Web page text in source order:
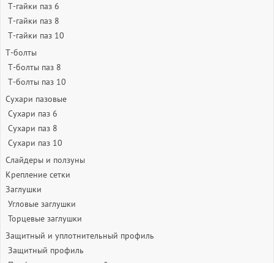
Т-гайки паз 6
Т-гайки паз 8
Т-гайки паз 10
Т-болты
Т-болты паз 8
Т-болты паз 10
Сухари пазовые
Сухари паз 6
Сухари паз 8
Сухари паз 10
Слайдеры и ползуны
Крепление сетки
Заглушки
Угловые заглушки
Торцевые заглушки
Защитный и уплотнительный профиль
Защитный профиль